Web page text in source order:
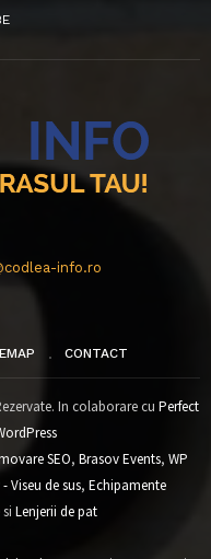
info.ro
CONTACT
In colaborare cu Perfect
SEO, Brasov Events, WP
Viseu de sus, Echipamente
si Lenjerii de pat